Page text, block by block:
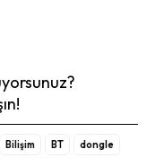
Bilişim BT
dongle